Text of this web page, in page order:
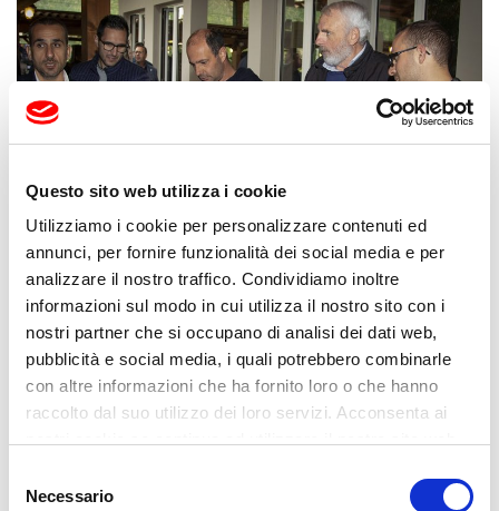
Questo sito web utilizza i cookie
Utilizziamo i cookie per personalizzare contenuti ed
annunci, per fornire funzionalità dei social media e per
analizzare il nostro traffico. Condividiamo inoltre
informazioni sul modo in cui utilizza il nostro sito con i
nostri partner che si occupano di analisi dei dati web,
pubblicità e social media, i quali potrebbero combinarle
con altre informazioni che ha fornito loro o che hanno
raccolto dal suo utilizzo dei loro servizi. Acconsenta ai
delNecessario